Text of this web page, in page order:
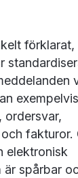
ordersvar,
fakturor.
elektronisk
spårbar